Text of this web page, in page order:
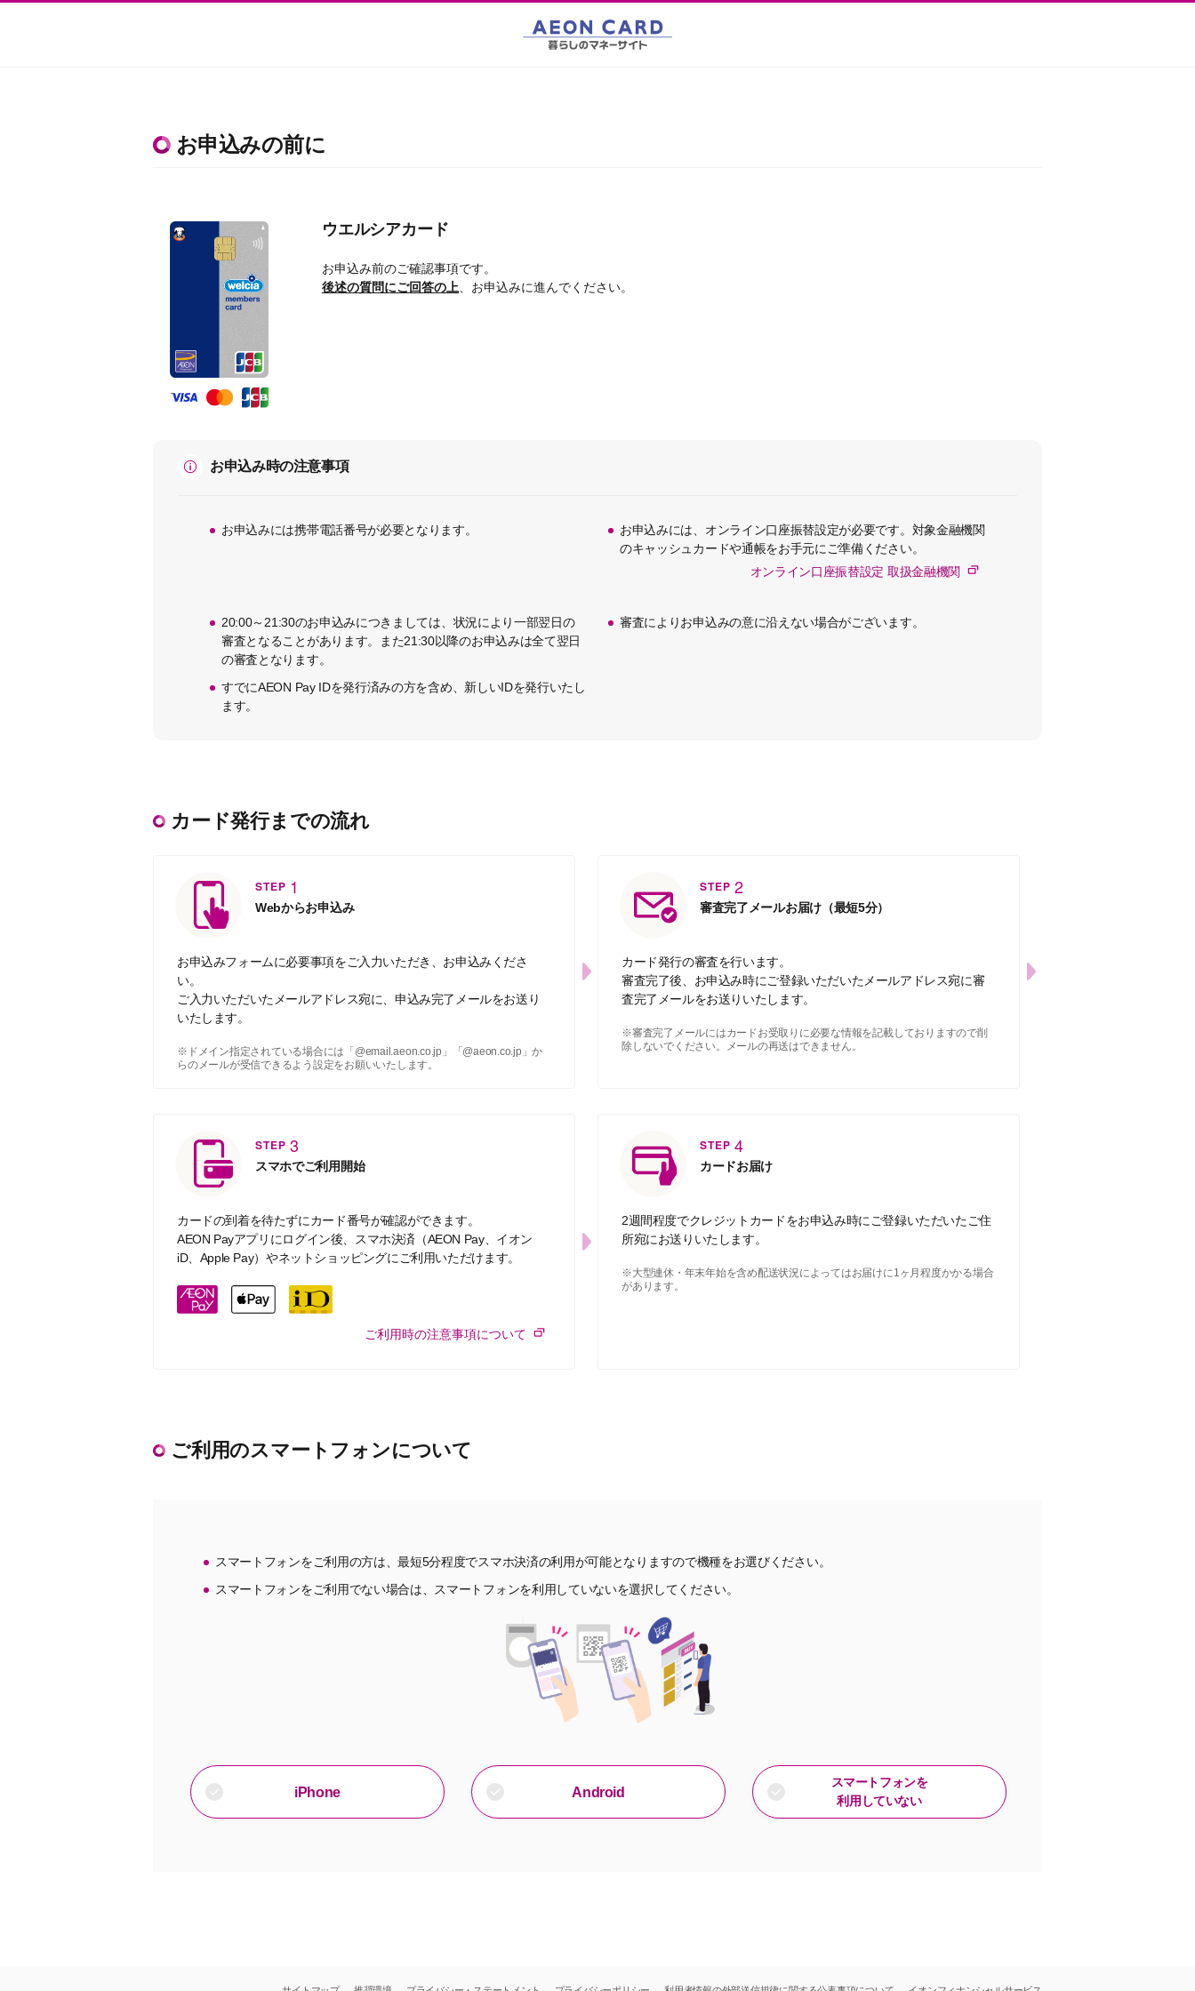
お申込みの前に
ウエルシアカード
お申込み前のご確認事項です。
後述の質問にご回答の上 、お申込みに進んでください。
お申込み時の注意事項
お申込みには携帯電話番号が必要となります。
お申込みには、オンライン口座振替設定が必要です。対象金融機関
のキャッシュカードや通帳をお手元にご準備ください。
オンライン口座振替設定 取扱金融機関
20:00～21:30のお申込みにつきましては、状況により一部翌日の
審査となることがあります。また21:30以降のお申込みは全て翌日
の審査となります。
審査によりお申込みの意に沿えない場合がございます。
すでにAEON Pay IDを発行済みの方を含め、新しいIDを発行いたし
ます。
カード発行までの流れ
STEP 1
Webからお申込み
お申込みフォームに必要事項をご入力いただき、お申込みくださ
い。
ご入力いただいたメールアドレス宛に、申込み完了メールをお送り
いたします。
※ドメイン指定されている場合には「@email.aeon.co.jp」「@aeon.co.jp」か
らのメールが受信できるよう設定をお願いいたします。
STEP 2
審査完了メールお届け（最短5分）
カード発行の審査を行います。
審査完了後、お申込み時にご登録いただいたメールアドレス宛に審
査完了メールをお送りいたします。
※審査完了メールにはカードお受取りに必要な情報を記載しておりますので削
除しないでください。メールの再送はできません。
STEP 3
スマホでご利用開始
カードの到着を待たずにカード番号が確認ができます。
AEON Payアプリにログイン後、スマホ決済（AEON Pay、イオン
iD、Apple Pay）やネットショッピングにご利用いただけます。
ご利用時の注意事項について
STEP 4
カードお届け
2週間程度でクレジットカードをお申込み時にご登録いただいたご住
所宛にお送りいたします。
※大型連休・年末年始を含め配送状況によってはお届けに1ヶ月程度かかる場合
があります。
ご利用のスマートフォンについて
スマートフォンをご利用の方は、最短5分程度でスマホ決済の利用が可能となりますので機種をお選びください。
スマートフォンをご利用でない場合は、スマートフォンを利用していないを選択してください。
iPhone Android
スマートフォンを
利用していない